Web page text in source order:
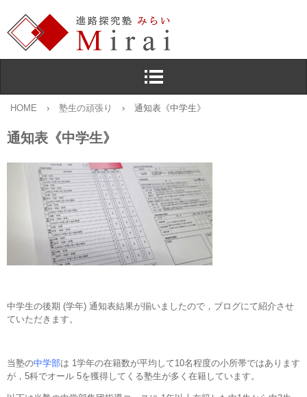
HOME › 塾生の頑張り › 通知表《中学生》
通知表《中学生》
中学生の後期 (学年) 通知表結果が揃いましたので，ブログにて紹介させ
ていただきます。
当塾の中学部は 1学年の在籍数が平均して10名程度の小所帯ではあります
が，5科でオール 5を獲得してくる塾生が多く在籍しています。